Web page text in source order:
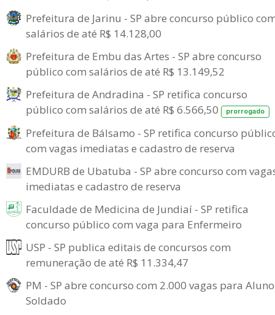
Prefeitura de Jarinu - SP abre concurso público
salários de até R$ 14.128,00
Prefeitura de Embu das Artes - SP abre concurso
público com salários de até R$ 13.149,52
Prefeitura de Andradina - SP retifica concurso
público com salários de até R$ 6.566,50
prorrogado
Prefeitura de Bálsamo - SP retifica concurso
com vagas imediatas e cadastro de reserva
EMDURB de Ubatuba - SP abre concurso com
imediatas e cadastro de reserva
Faculdade de Medicina de Jundiaí - SP retifica
concurso público com vaga para Enfermeiro
USP - SP publica editais de concursos com
remuneração de até R$ 11.334,47
PM - SP abre concurso com 2.000 vagas para
Soldado